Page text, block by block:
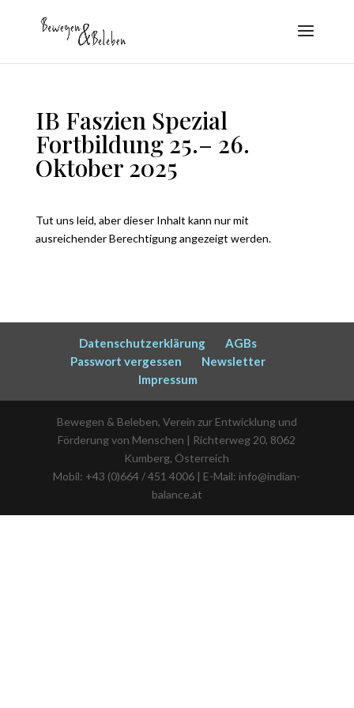
IB Faszien Spezial
Fortbildung 25.– 26.
Oktober 2025
Tut uns leid, aber dieser Inhalt kann nur mit
ausreichender Berechtigung angezeigt werden.
Datenschutzerklärung
AGBs
Passwort vergessen
Newsletter
Impressum
Bewegen & Beleben, Verein zur Entwicklung und
Förderung von Menschen | Richterweg 20, 8062
Kumberg, Österreich
Mobil: +43 (0)664 / 451 4006 | E-Mail: info@indian-
balance.at